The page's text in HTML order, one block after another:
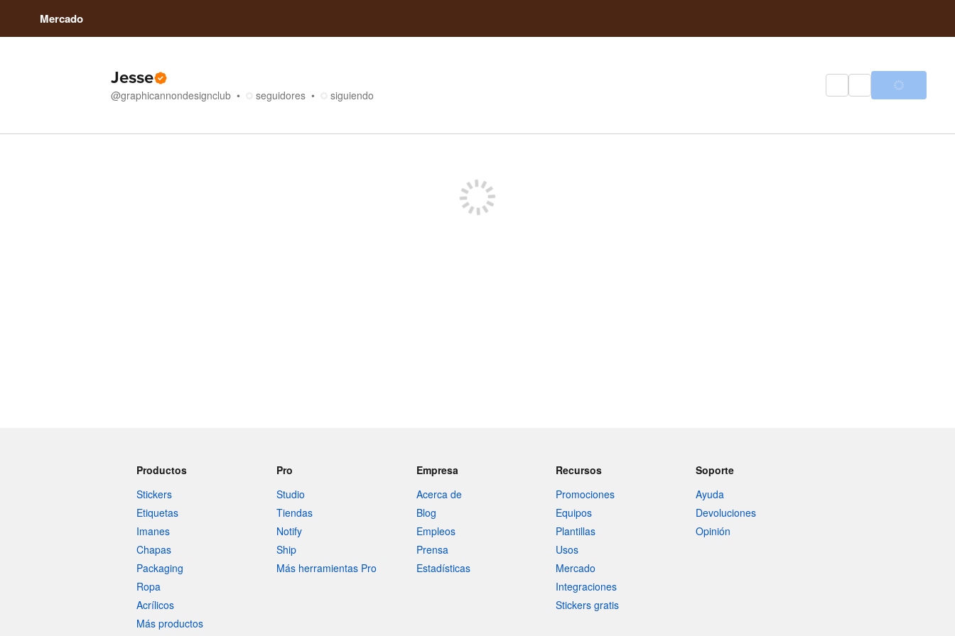
Mercado
Jesse
@graphicannondesignclub seguidores siguiendo
Productos
Stickers
Etiquetas
Imanes
Chapas
Packaging
Ropa
Acrílicos
Más productos
Pro
Studio
Tiendas
Notify
Ship
Más herramientas Pro
Empresa
Acerca de
Blog
Empleos
Prensa
Estadísticas
Recursos
Promociones
Equipos
Plantillas
Usos
Mercado
Integraciones
Stickers gratis
Soporte
Ayuda
Devoluciones
Opinión